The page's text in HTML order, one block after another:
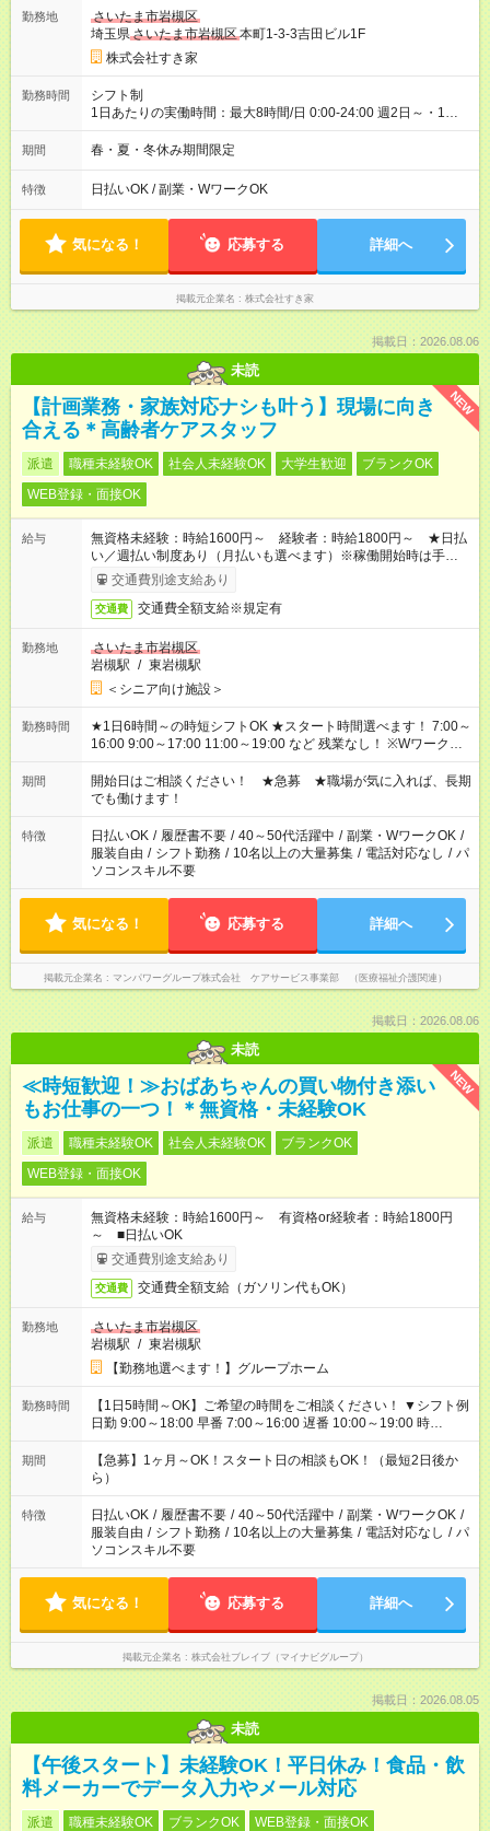
30日（※条件変更なし）ですが、切り上げで一ヶ月とさせてい
ただきます。 研修制度あり：15時間(研修中も同時給）
勤務地
さいたま市岩槻区
埼玉県さいたま市岩槻区本町1-3-3吉田ビル1F
株式会社すき家
勤務時間
シフト制
1日あたりの実働時間：最大8時間/日 0:00-24:00 週2日～・1日
2h～OK ＜シフト例＞ 〇朝帯 5:00-9:00 〇昼帯 9:00-14:00 〇午
後帯 14:00-18:00 〇夜帯 18:00-22:00 〇深夜帯 22:00-翌5:00 基
ます♪
期間 春・夏・冬休み期間限定
特徴 日払いOK / 副業・WワークOK
気になる！ 応募する 詳細へ
掲載元企業名 株式会社すき家
掲載日：2026.08.06
未読
NEW
【計画業務・家族対応ナシも叶う】現場に向き
合える＊高齢者ケアスタッフ
派遣 職種未経験OK 社会人未経験OK 大学生歓迎
ブランクOK
WEB登録・面接OK
給与
無資格未経験：時給1600円～ 経験者：時給1800円～ ★日払
い／週払い制度あり（月払いも選べます）※稼働開始時は手続き
完了次第のお支払いとなります。
交通費別途支給あり
交通費 交通費全額支給※規定有
勤務地
さいたま市岩槻区
岩槻駅 / 東岩槻駅
＜シニア向け施設＞
勤務時間
★1日6時間～の時短シフトOK ★スタート時間選べます！ 7:00～
16:00 9:00～17:00 11:00～19:00 など 残業なし！ ※Wワークの
場合、他のお仕事と合わせ週40時間超の就業はご案内できませ
ん ※法令に基づき、週20時間以上勤務は社会保険への加入対象
となります ※労働者派遣法（日雇い派遣の原則禁止）により、
短時間・短期間の就業はご案内が難しい場合があります
期間
開始日はご相談ください！ ★急募 ★職場が気に入れば、長期
でも働けます！
特徴 日払いOK / 履歴書不要 / 40～50代活躍中 / 副業・WワークOK /
服装自由 / シフト勤務 / 10名以上の大量募集 / 電話対応なし / パ
ソコンスキル不要
気になる！ 応募する 詳細へ
掲載元企業名 マンパワーグループ株式会社 ケアサービス事業部 （医療福祉介護関連）
掲載日：2026.08.06
未読
NEW
≪時短歓迎！≫おばあちゃんの買い物付き添い
もお仕事の一つ！＊無資格・未経験OK
派遣 職種未経験OK 社会人未経験OK
ブランクOK
WEB登録・面接OK
給与
無資格未経験：時給1600円～ 有資格or経験者：時給1800円
～ ■日払いOK
交通費別途支給あり
交通費 交通費全額支給（ガソリン代もOK）
勤務地
さいたま市岩槻区
岩槻駅 / 東岩槻駅
【勤務地選べます！】グループホーム
勤務時間
【1日5時間～OK】ご希望の時間をご相談ください！ ▼シフト例
日勤 9:00～18:00 早番 7:00～16:00 遅番 10:00～19:00 時
短 10:00～15:00 上記はあくまで一例です。 「夕方までには帰宅
しておきたい」 「朝はゆっくりのスタートがいい」 「お昼の時
間を有効に使いたい」 など、ご希望があれば教えてください
ね。
期間
【急募】1ヶ月～OK！スタート日の相談もOK！（最短2日後か
ら）
特徴 日払いOK / 履歴書不要 / 40～50代活躍中 / 副業・WワークOK /
服装自由 / シフト勤務 / 10名以上の大量募集 / 電話対応なし / パ
ソコンスキル不要
気になる！ 応募する 詳細へ
掲載元企業名 株式会社ブレイブ（マイナビグループ）
掲載日：2026.08.05
未読
【午後スタート】未経験OK！平日休み！食品・飲
料メーカーでデータ入力やメール対応
派遣 職種未経験OK ブランクOK WEB登録・面接OK